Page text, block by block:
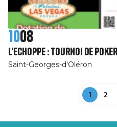
1008
L'Echoppe : Tournoi de
Saint-Georges-d'Oléron
1 2